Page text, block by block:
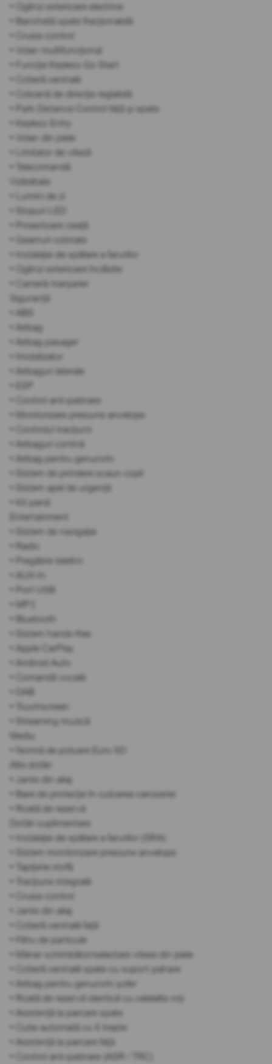
• Oglinzi exterioare electrice
• Banchetă spate fracționabilă
• Cruise control
• Volan multifuncțional
• Funcție Keyless Go Start
• Cotieră centrală
• Coloană de direcție reglabilă
• Park Distance Control față și spate
• Keyless Entry
• Volan din piele
• Limitator de viteză
• Telecomandă
Vizibilitate
• Lumini de zi
• Stopuri LED
• Proiectoare ceață
• Geamuri colorate
• Instalație de spălare a farurilor
• Oglinzi exterioare încălzite
• Cameră marșarier
Siguranță
• ABS
• Airbag
• Airbag pasager
• Imobilizator
• Airbaguri laterale
• Control anti-patinare
• Monitorizare presiune anvelope
• Controlul tracțiunii
• Airbaguri cortină
• Airbag pentru genunchi
• Sistem de prindere scaun copil
• Sistem apel de urgență
• Kit pană
Entertainment
• Sistem de navigație
• Radio
• Pregătire telefon
• AUX-In
• Port USB
• MP3
• Bluetooth
• Sistem hands-free
• Apple CarPlay
• Android Auto
• Comandă vocală
• DAB
• Touchscreen
• Streaming muzică
Mediu
• Normă de poluare Euro 6D
Alte dotări
• Jante din aliaj
• Bare de protecție în culoarea caroseriei
• Roată de rezervă
Dotări suplimentare
• Instalație de spălare a farurilor (SRA)
• Sistem monitorizare presiune anvelope
• Tapițerie stofă
• Tracțiune integrală
• Cruise control
• Jante din aliaj
• Cotieră centrală față
• Filtru de particule
• Mâner schimbător/selectare viteze din piele
• Cotieră centrală spate cu suport pahare
• Airbag pentru genunchi șofer
• Roată de rezervă identică cu celelalte roți
• Asistență la parcare spate
• Cutie automată cu 6 trepte
• Asistență la parcare față
• Control anti-patinare (ASR / TRC)